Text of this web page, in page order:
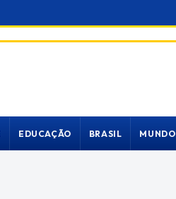
EDUCAÇÃO BRASIL MUNDO